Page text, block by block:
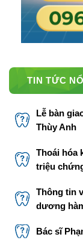
TIN TỨC
Lễ bàn
Thùy Anh
Thoái hóa
triệu
Thông tin
dương
Bác sĩ